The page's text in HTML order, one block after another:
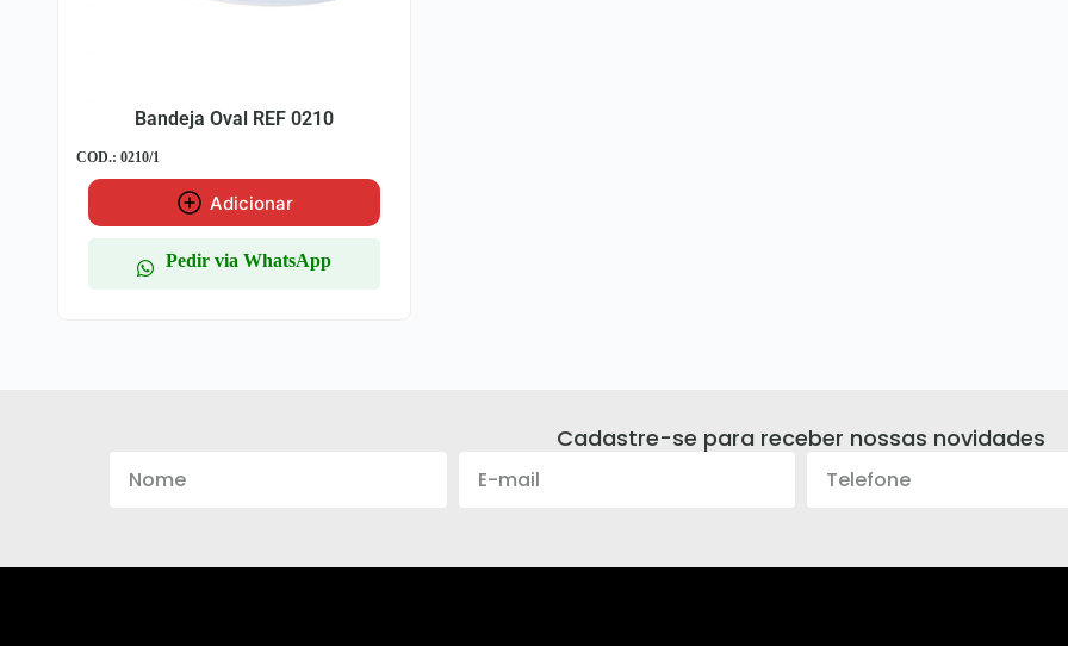
Bandeja Oval REF 0210
COD.: 0210/1
Adicionar
Pedir via WhatsApp
Cadastre-se para receber nossas novidades